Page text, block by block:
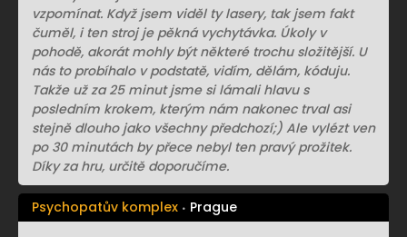
vzpomínat. Když jsem viděl ty lasery, tak jsem fakt
čuměl, i ten stroj je pěkná vychytávka. Úkoly v
pohodě, akorát mohly být některé trochu složitější. U
nás to probíhalo v podstatě, vidím, dělám, kóduju.
Takže už za 25 minut jsme si lámali hlavu s
posledním krokem, kterým nám nakonec trval asi
stejně dlouho jako všechny předchozí;) Ale vylézt ven
po 30 minutách by přece nebyl ten pravý prožitek.
Díky za hru, určitě doporučíme.
Psychopatův komplex Prague